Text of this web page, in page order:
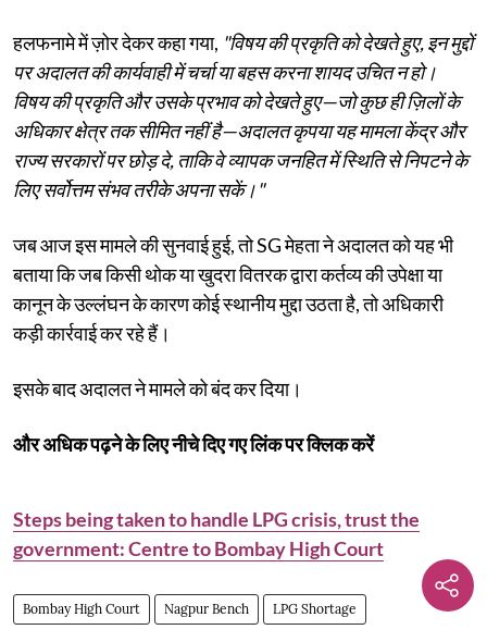
हलफनामे में ज़ोर देकर कहा गया, "विषय की प्रकृति को देखते हुए, इन मुद्दों
पर अदालत की कार्यवाही में चर्चा या बहस करना शायद उचित न हो।
विषय की प्रकृति और उसके प्रभाव को देखते हुए—जो कुछ ही ज़िलों के
अधिकार क्षेत्र तक सीमित नहीं है—अदालत कृपया यह मामला केंद्र और
राज्य सरकारों पर छोड़ दे, ताकि वे व्यापक जनहित में स्थिति से निपटने के
लिए सर्वोत्तम संभव तरीके अपना सकें।"
जब आज इस मामले की सुनवाई हुई, तो SG मेहता ने अदालत को यह भी
बताया कि जब किसी थोक या खुदरा वितरक द्वारा कर्तव्य की उपेक्षा या
कानून के उल्लंघन के कारण कोई स्थानीय मुद्दा उठता है, तो अधिकारी
कड़ी कार्रवाई कर रहे हैं।
इसके बाद अदालत ने मामले को बंद कर दिया।
और अधिक पढ़ने के लिए नीचे दिए गए लिंक पर क्लिक करें
Steps being taken to handle LPG crisis, trust the
government: Centre to Bombay High Court
Bombay High Court Nagpur Bench LPG Shortage